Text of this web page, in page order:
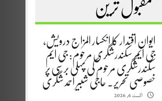
مقبول ترین
ایوانِ اقتدار کا انکسار المزاج درویش،
جی ایم سکندرشگری مرحوم: جی ایم
سکندرشگری مرحوم کی پہلی برسی پر
خصوصی تحریر. حاجی شبیر احمد شگری
اگست 6, 2026